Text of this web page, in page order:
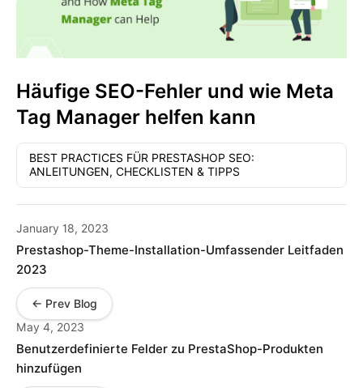
Häufige SEO-Fehler und wie Meta
Tag Manager helfen kann
BEST PRACTICES FÜR PRESTASHOP SEO:
ANLEITUNGEN, CHECKLISTEN & TIPPS
January 18, 2023
Prestashop-Theme-Installation-Umfassender Leitfaden
2023
← Prev Blog
May 4, 2023
Benutzerdefinierte Felder zu PrestaShop-Produkten
hinzufügen